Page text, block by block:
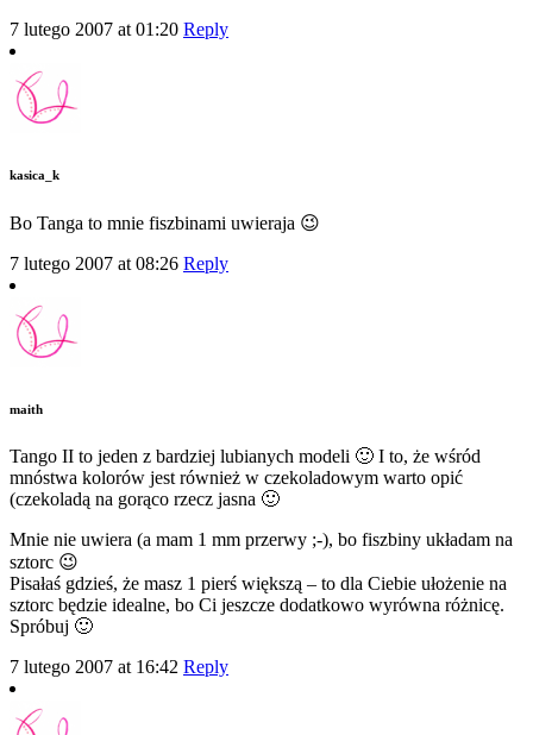
7 lutego 2007 at 01:20 Reply
kasica_k
Bo Tanga to mnie fiszbinami uwieraja 😉
7 lutego 2007 at 08:26 Reply
maith
Tango II to jeden z bardziej lubianych modeli 🙂 I to, że wśród
mnóstwa kolorów jest również w czekoladowym warto opić
(czekoladą na gorąco rzecz jasna 🙂
Mnie nie uwiera (a mam 1 mm przerwy ;-), bo fiszbiny układam na
sztorc 😉
Pisałaś gdzieś, że masz 1 pierś większą – to dla Ciebie ułożenie na
sztorc będzie idealne, bo Ci jeszcze dodatkowo wyrówna różnicę.
Spróbuj 🙂
7 lutego 2007 at 16:42 Reply